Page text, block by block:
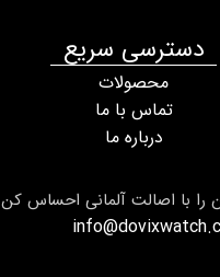
را با اصالت آلمانی احساس کن
دسترسی سریع
محصولات
تماس با ما
درباره ما